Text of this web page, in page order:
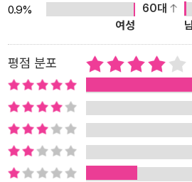
치일까? 그리고 고바토는 어째서 매일
는 길에 갑작스런 뺑소니 사고를 당한 고
스로 정신이 돌아온 뒤에는 당분간 침대
연히 전작 『가을철 한정 구리킨톤 사건』
던 대학 입시까지 포기해야만 한다는 사
에서 조금 뒤척이는 것도 고통스러운 상
고를 당한 장소에서 아주 비슷한 뺑소니
0.9%
60대
여성
평점 분포